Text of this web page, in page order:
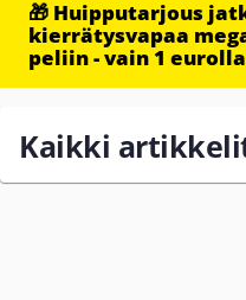
🎁 Huipputarjous
kierrätysvapaa
peliin - vain 1
Kaikki